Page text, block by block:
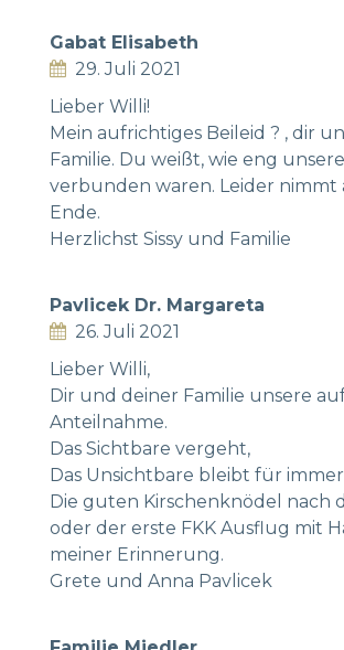
Gabat Elisabeth
29. Juli 2021
Lieber Willi!
Mein aufrichtiges Beileid ? , dir
Familie. Du weißt, wie eng
verbunden waren. Leider nimmt
Ende.
Herzlichst Sissy und Familie
Pavlicek Dr. Margareta
26. Juli 2021
Lieber Willi,
Dir und deiner Familie unsere
Anteilnahme.
Das Sichtbare vergeht,
Das Unsichtbare bleibt für
Die guten Kirschenknödel nach
oder der erste FKK Ausflug mit
meiner Erinnerung.
Grete und Anna Pavlicek